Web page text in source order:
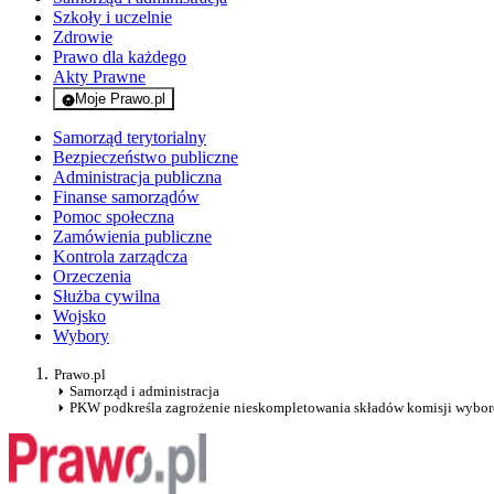
Szkoły i uczelnie
Zdrowie
Prawo dla każdego
Akty Prawne
Moje Prawo.pl
- rejestracja i logowanie do serwisu
Samorząd terytorialny
Bezpieczeństwo publiczne
Administracja publiczna
Finanse samorządów
Pomoc społeczna
Zamówienia publiczne
Kontrola zarządcza
Orzeczenia
Służba cywilna
Wojsko
Wybory
Prawo.pl
Samorząd i administracja
PKW podkreśla zagrożenie nieskompletowania składów komisji